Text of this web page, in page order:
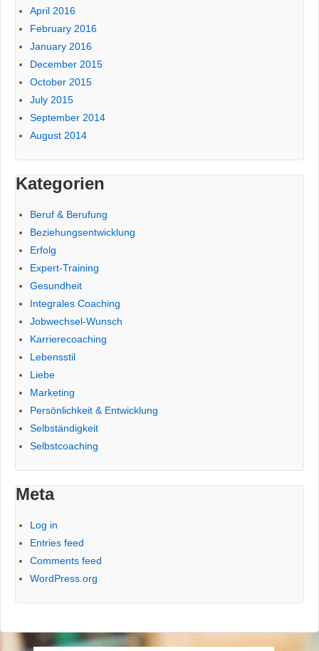
April 2016
February 2016
January 2016
December 2015
October 2015
July 2015
September 2014
August 2014
Kategorien
Beruf & Berufung
Beziehungsentwicklung
Erfolg
Expert-Training
Gesundheit
Integrales Coaching
Jobwechsel-Wunsch
Karrierecoaching
Lebensstil
Liebe
Marketing
Persönlichkeit & Entwicklung
Selbständigkeit
Selbstcoaching
Meta
Log in
Entries feed
Comments feed
WordPress.org